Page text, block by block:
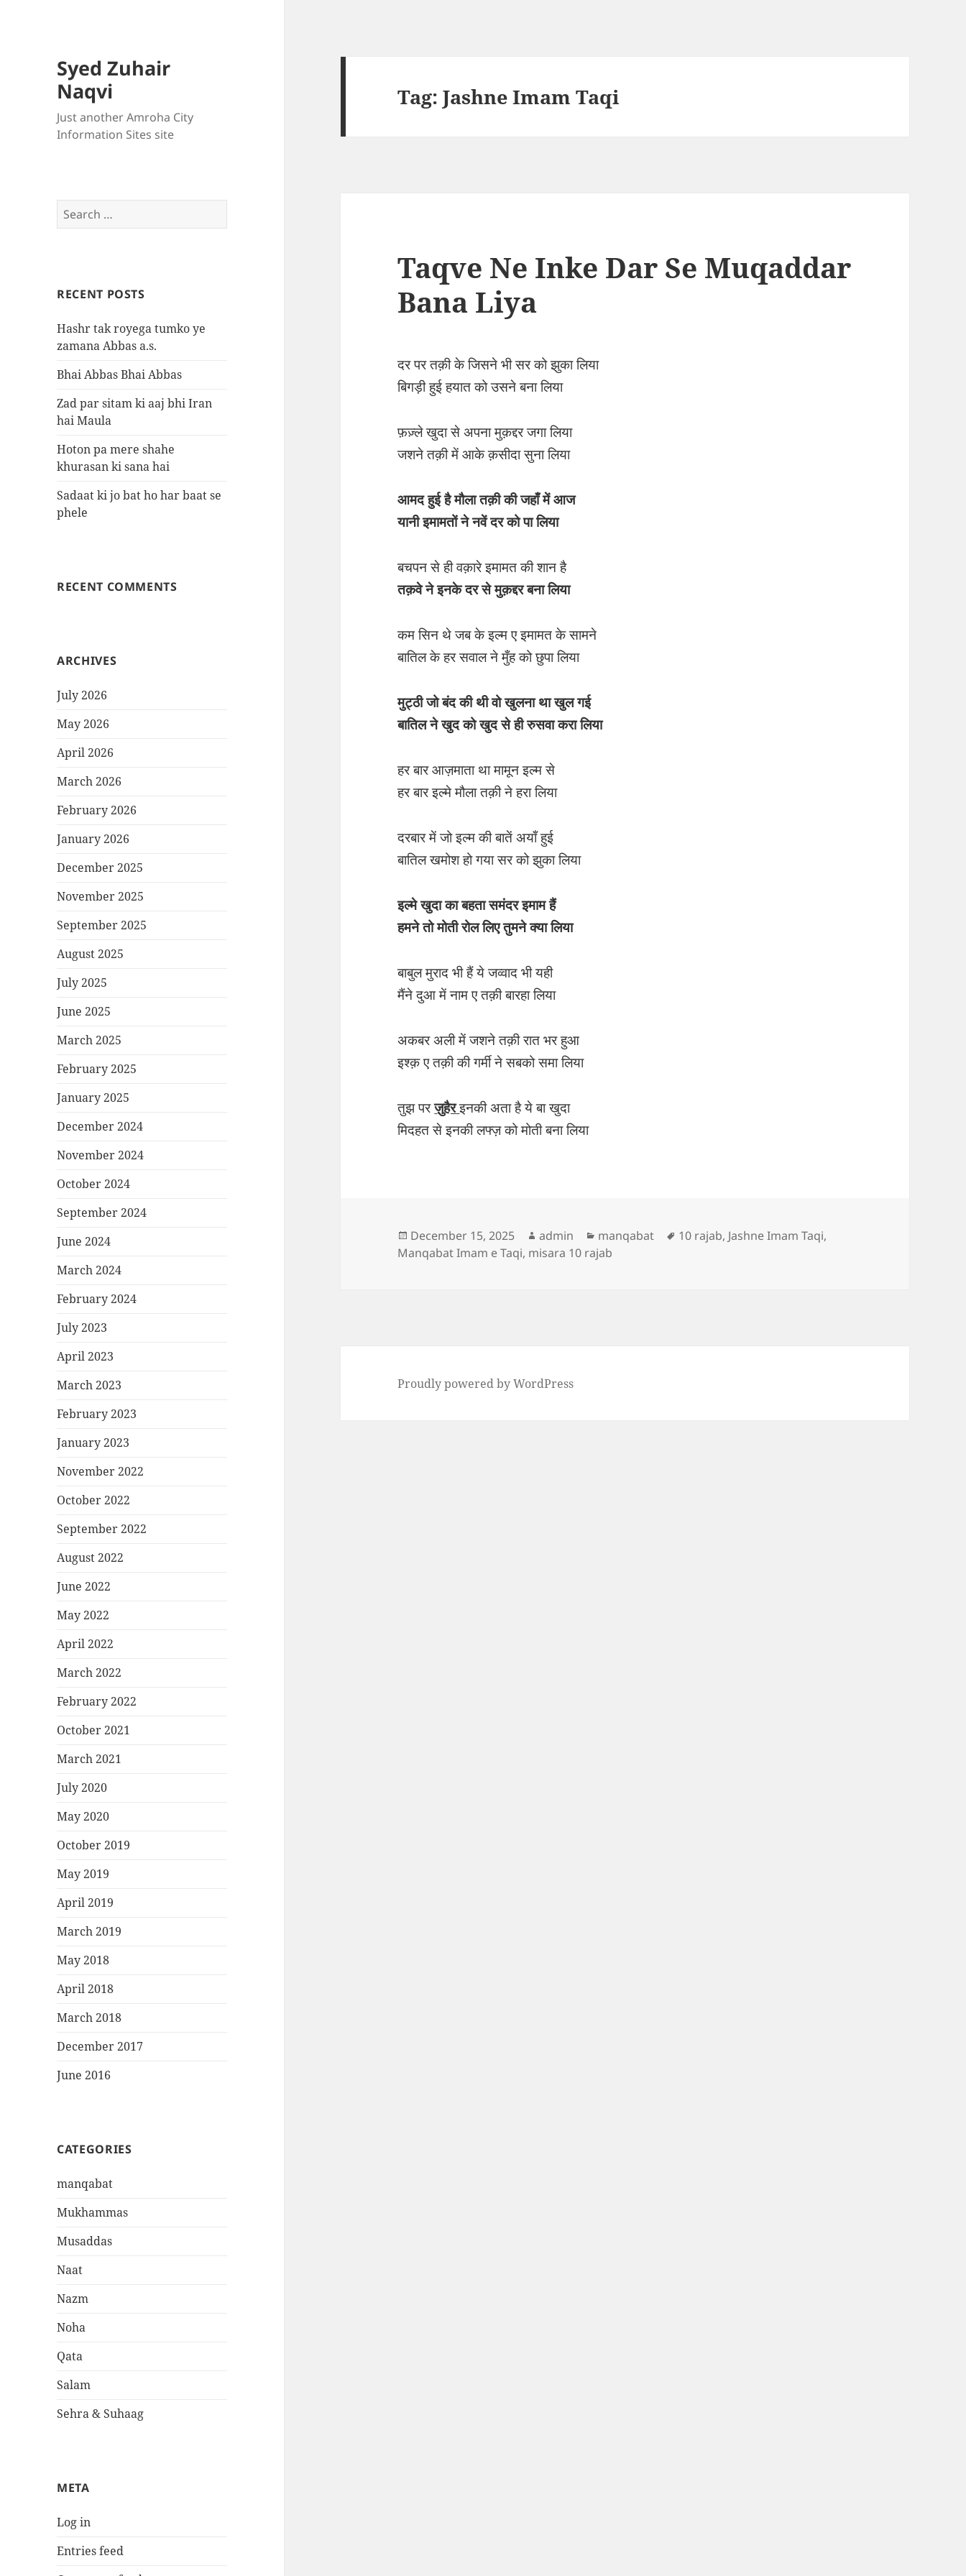
Syed Zuhair
Naqvi
Just another Amroha City
Information Sites site
Search
for:
RECENT POSTS
Hashr tak royega tumko ye
zamana Abbas a.s.
Bhai Abbas Bhai Abbas
Zad par sitam ki aaj bhi Iran
hai Maula
Hoton pa mere shahe
khurasan ki sana hai
Sadaat ki jo bat ho har baat se
phele
RECENT COMMENTS
ARCHIVES
July 2026
May 2026
April 2026
March 2026
February 2026
January 2026
December 2025
November 2025
September 2025
August 2025
July 2025
June 2025
March 2025
February 2025
January 2025
December 2024
November 2024
October 2024
September 2024
June 2024
March 2024
February 2024
July 2023
April 2023
March 2023
February 2023
January 2023
November 2022
October 2022
September 2022
August 2022
June 2022
May 2022
April 2022
March 2022
February 2022
October 2021
March 2021
July 2020
May 2020
October 2019
May 2019
April 2019
March 2019
May 2018
April 2018
March 2018
December 2017
June 2016
CATEGORIES
manqabat
Mukhammas
Musaddas
Naat
Nazm
Noha
Qata
Salam
Sehra & Suhaag
META
Log in
Entries feed
Tag:Jashne Imam Taqi
Taqve Ne Inke Dar Se Muqaddar
Bana Liya
दर पर तक़ी के जिसने भी सर को झुका लिया
बिगड़ी हुई हयात को उसने बना लिया
फ़ज़्ले खुदा से अपना मुक़द्दर जगा लिया
जशने तक़ी में आके क़सीदा सुना लिया
आमद हुई है मौला तक़ी की जहाँ में आज
यानी इमामतों ने नवें दर को पा लिया
बचपन से ही वक़ारे इमामत की शान है
तक़वे ने इनके दर से मुक़द्दर बना लिया
कम सिन थे जब के इल्म ए इमामत के सामने
बातिल के हर सवाल ने मुँह को छुपा लिया
मुट्ठी जो बंद की थी वो खुलना था खुल गई
बातिल ने खुद को खुद से ही रुसवा करा लिया
हर बार आज़माता था मामून इल्म से
हर बार इल्मे मौला तक़ी ने हरा लिया
दरबार में जो इल्म की बातें अयाँ हुई
बातिल खमोश हो गया सर को झुका लिया
इल्मे खुदा का बहता समंदर इमाम हैं
हमने तो मोती रोल लिए तुमने क्या लिया
बाबुल मुराद भी हैं ये जव्वाद भी यही
मैंने दुआ में नाम ए तक़ी बारहा लिया
अकबर अली में जशने तक़ी रात भर हुआ
इश्क़ ए तक़ी की गर्मी ने सबको समा लिया
तुझ परज़ुहैरइनकी अता है ये बा खुदा
मिदहत से इनकी लफ्ज़ को मोती बना लिया
Posted
on
December 15, 2025 Author
admin Categories
manqabat Tags
10 rajab, Jashne Imam Taqi,
Manqabat Imam e Taqi, misara 10 rajab
Proudly powered by WordPress